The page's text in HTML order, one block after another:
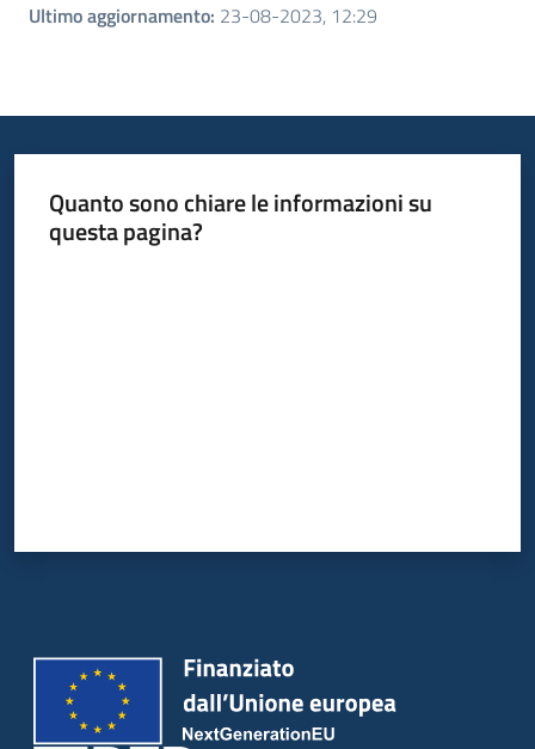
Ultimo aggiornamento: 23-08-2023, 12:29
Quanto sono chiare le informazioni su
questa pagina?